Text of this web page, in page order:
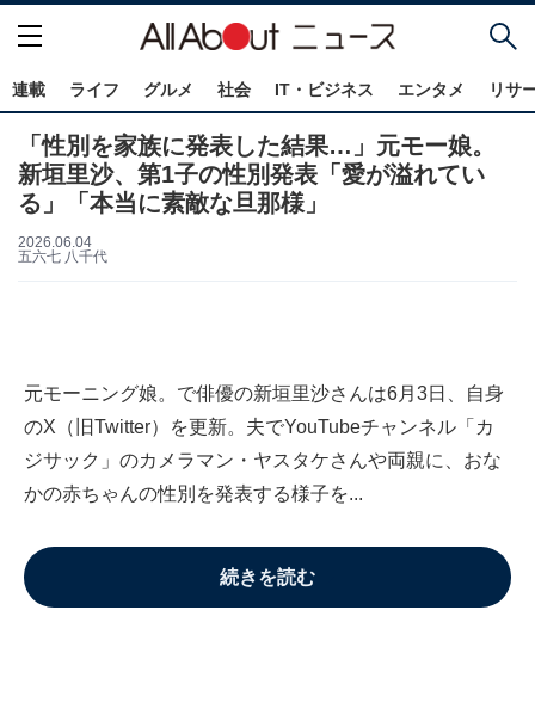
連載 ライフ グルメ 社会 IT・ビジネス エンタメ リサ
「性別を家族に発表した結果…」元モー娘。
新垣里沙、第1子の性別発表「愛が溢れてい
る」「本当に素敵な旦那様」
2026.06.04
五六七 八千代
元モーニング娘。で俳優の新垣里沙さんは6月3日、自身
のX（旧Twitter）を更新。夫でYouTubeチャンネル「カ
ジサック」のカメラマン・ヤスタケさんや両親に、おな
かの赤ちゃんの性別を発表する様子を...
続きを読む